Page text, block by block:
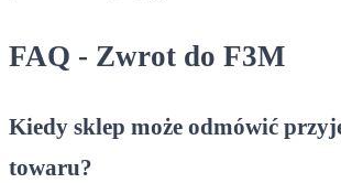
FAQ - Zwrot do F3M
Kiedy sklep może odmówić
towaru?